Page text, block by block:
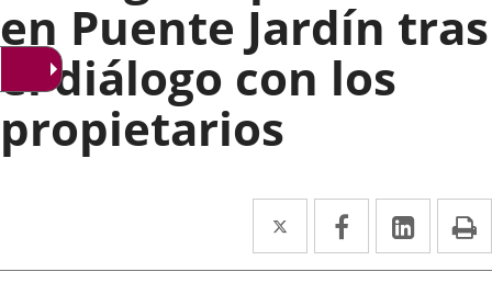
en Puente Jardín tras
el diálogo con los
propietarios
Twitter
Enlace
a
Facebook
Enlace
a
Enlace
a